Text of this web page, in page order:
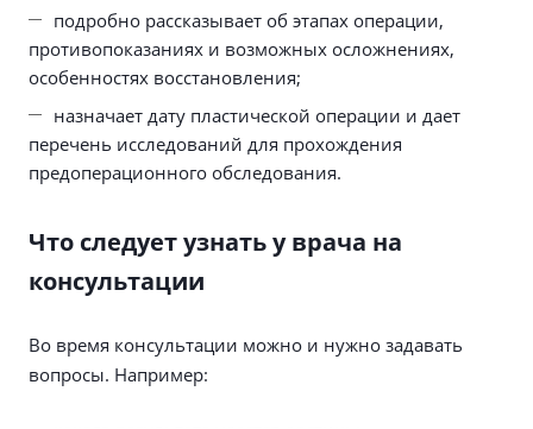
подробно рассказывает об этапах операции,
противопоказаниях и возможных осложнениях,
особенностях восстановления;
назначает дату пластической операции и дает
перечень исследований для прохождения
предоперационного обследования.
Что следует узнать у врача на
консультации
Во время консультации можно и нужно задавать
вопросы. Например: